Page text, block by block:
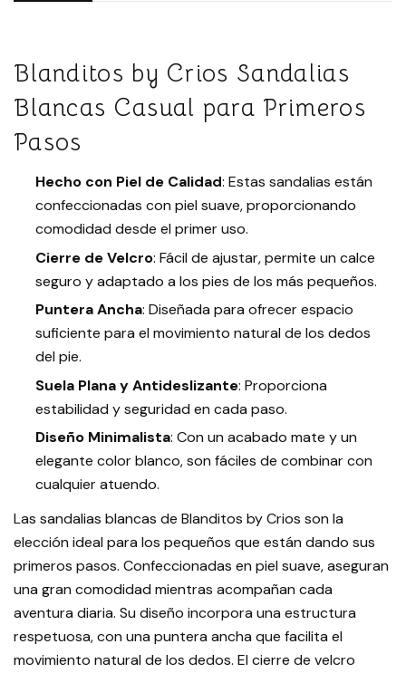
Blanditos by Crios Sandalias
Blancas Casual para Primeros
Pasos
Hecho con Piel de Calidad: Estas sandalias están
confeccionadas con piel suave, proporcionando
comodidad desde el primer uso.
Cierre de Velcro: Fácil de ajustar, permite un calce
seguro y adaptado a los pies de los más pequeños.
Puntera Ancha: Diseñada para ofrecer espacio
suficiente para el movimiento natural de los dedos
del pie.
Suela Plana y Antideslizante: Proporciona
estabilidad y seguridad en cada paso.
Diseño Minimalista: Con un acabado mate y un
elegante color blanco, son fáciles de combinar con
cualquier atuendo.
Las sandalias blancas de Blanditos by Crios son la
elección ideal para los pequeños que están dando sus
primeros pasos. Confeccionadas en piel suave, aseguran
una gran comodidad mientras acompañan cada
aventura diaria. Su diseño incorpora una estructura
respetuosa, con una puntera ancha que facilita el
movimiento natural de los dedos. El cierre de velcro